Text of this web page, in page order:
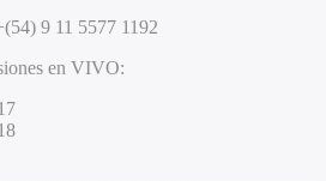
9 11 5577 1192
en VIVO: